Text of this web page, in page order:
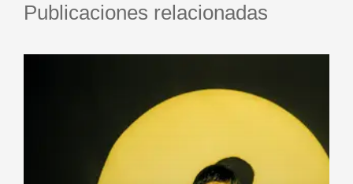
Publicaciones relacionadas